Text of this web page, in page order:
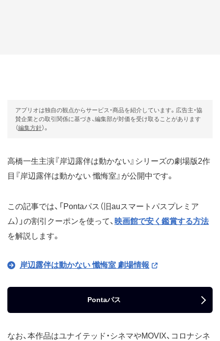
アプリオは独自の観点からサービス・商品を紹介しています。広告主・協
賛企業との取引関係に基づき、編集部が対価を受け取ることがあります
（編集方針）。
高橋一生主演『岸辺露伴は動かない』シリーズの劇場版2作
目『岸辺露伴は動かない 懺悔室』が公開中です。
この記事では、「Pontaパス（旧auスマートパスプレミア
ム）」の割引クーポンを使って、 映画館で安く鑑賞する方法
を解説します。
岸辺露伴は動かない 懺悔室 劇場情報
Pontaパス
なお、本作品はユナイテッド・シネマやMOVIX、コロナシネ